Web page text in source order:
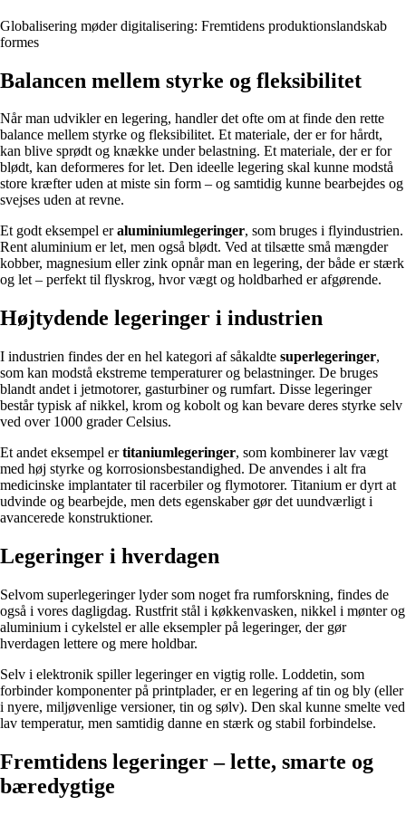
Globalisering møder digitalisering: Fremtidens produktionslandskab
formes
Balancen mellem styrke og fleksibilitet
Når man udvikler en legering, handler det ofte om at finde den rette
balance mellem styrke og fleksibilitet. Et materiale, der er for hårdt,
kan blive sprødt og knække under belastning. Et materiale, der er for
blødt, kan deformeres for let. Den ideelle legering skal kunne modstå
store kræfter uden at miste sin form – og samtidig kunne bearbejdes og
svejses uden at revne.
Et godt eksempel eraluminiumlegeringer, som bruges i flyindustrien.
Rent aluminium er let, men også blødt. Ved at tilsætte små mængder
kobber, magnesium eller zink opnår man en legering, der både er stærk
og let – perfekt til flyskrog, hvor vægt og holdbarhed er afgørende.
Højtydende legeringer i industrien
I industrien findes der en hel kategori af såkaldte superlegeringer,
som kan modstå ekstreme temperaturer og belastninger. De bruges
blandt andet i jetmotorer, gasturbiner og rumfart. Disse legeringer
består typisk af nikkel, krom og kobolt og kan bevare deres styrke selv
ved over 1000 grader Celsius.
Et andet eksempel ertitaniumlegeringer, som kombinerer lav vægt
med høj styrke og korrosionsbestandighed. De anvendes i alt fra
medicinske implantater til racerbiler og flymotorer. Titanium er dyrt at
udvinde og bearbejde, men dets egenskaber gør det uundværligt i
avancerede konstruktioner.
Legeringer i hverdagen
Selvom superlegeringer lyder som noget fra rumforskning, findes de
også i vores dagligdag. Rustfrit stål i køkkenvasken, nikkel i mønter og
aluminium i cykelstel er alle eksempler på legeringer, der gør
hverdagen lettere og mere holdbar.
Selv i elektronik spiller legeringer en vigtig rolle. Loddetin, som
forbinder komponenter på printplader, er en legering af tin og bly (eller
i nyere, miljøvenlige versioner, tin og sølv). Den skal kunne smelte ved
lav temperatur, men samtidig danne en stærk og stabil forbindelse.
Fremtidens legeringer – lette, smarte og
bæredygtige